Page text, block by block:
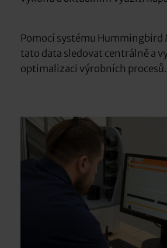
Pomocí systému Hummingbird
tato data sledovat centrálně a
optimalizaci výrobních procesů.